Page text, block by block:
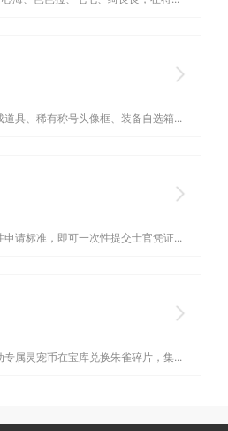
具、稀有称号头像框、装备自选箱...
请标准，即可一次性提交士官凭证...
属灵宠币在宝库兑换朱雀碎片，集...